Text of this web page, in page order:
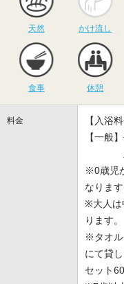
天然 かけ流し
食事 休憩
料金
【入浴料
【一
土日
※0歳児
なります
※大人は
ります。
※タオル
にて貸
セット